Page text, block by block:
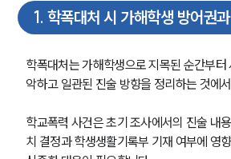
1. 학폭대처 시 가해학생 방어권
학폭대처는 가해학생으로 지목된 순간부
악하고 일관된 진술 방향을 정리하는 것에
학교폭력 사건은 초기 조사에서의 진술 내
치 결정과 학생생활기록부 기재 여부에 영